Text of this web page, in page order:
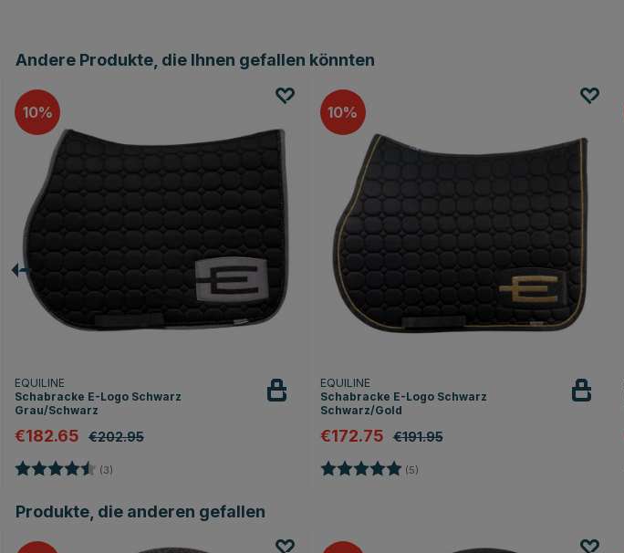
Andere Produkte, die Ihnen gefallen könnten
10
EQUILINE
Schabracke E-Logo Schwarz
Grau/Schwarz
€182.65 €202.95
Bewertung: (3)
10
EQUILINE
Schabracke E-Logo Schwarz
Schwarz/Gold
€172.75 €191.95
Bewertung: (5)
Produkte, die anderen gefallen